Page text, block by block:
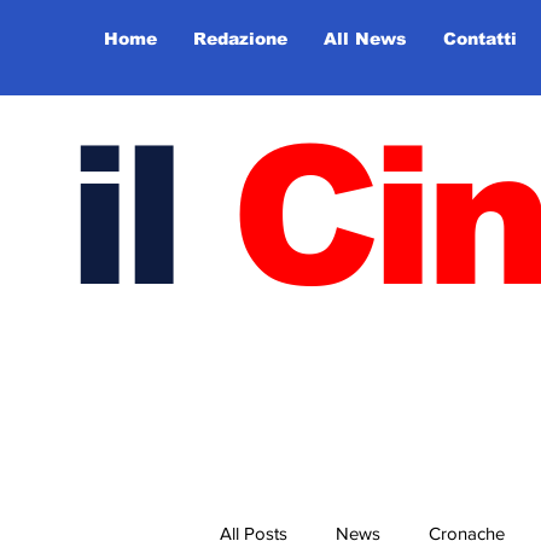
Home Redazione All News Contatti
il
All Posts News Cronache